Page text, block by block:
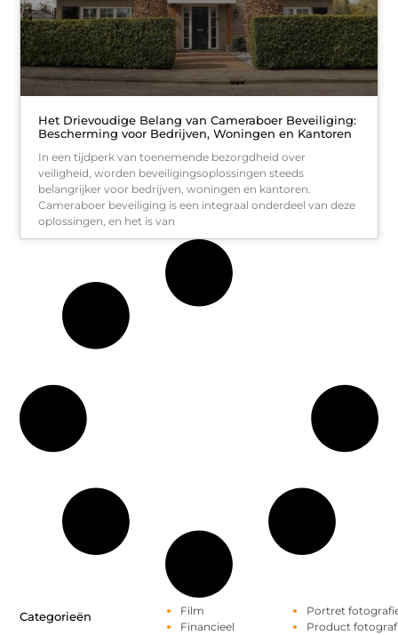
Het Drievoudige Belang van Cameraboer Beveiliging:
Bescherming voor Bedrijven, Woningen en Kantoren
In een tijdperk van toenemende bezorgdheid over
veiligheid, worden beveiligingsoplossingen steeds
belangrijker voor bedrijven, woningen en kantoren.
Cameraboer beveiliging is een integraal onderdeel van deze
oplossingen, en het is van
Categorieën
Film
Financieel
Portret
Product